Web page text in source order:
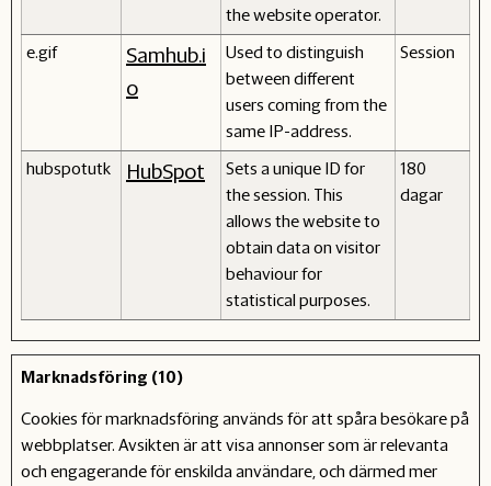
the website operator.
e.gif
Samhub.i
o
Used to distinguish
between different
users coming from the
same IP-address.
Session
hubspotutk HubSpot
Sets a unique ID for
the session. This
allows the website to
obtain data on visitor
behaviour for
statistical purposes.
180
dagar
Marknadsföring (10)
Cookies för marknadsföring används för att spåra besökare på
webbplatser. Avsikten är att visa annonser som är relevanta
och engagerande för enskilda användare, och därmed mer